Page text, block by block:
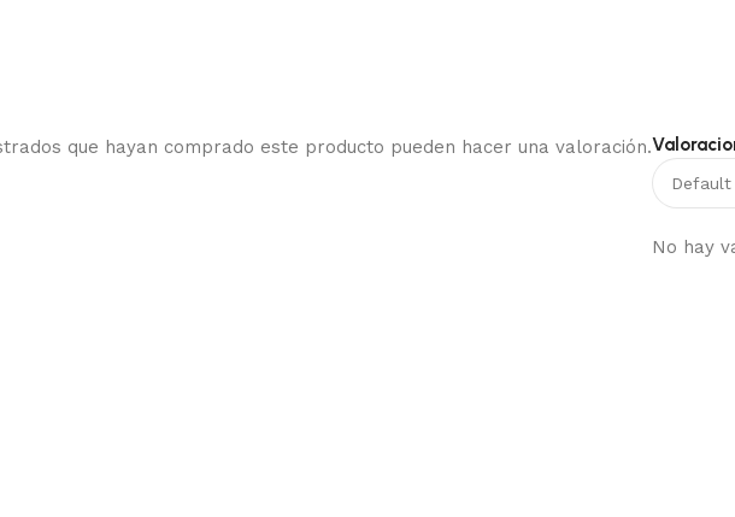
No hay
que hayan comprado este producto pueden hacer una valoración.